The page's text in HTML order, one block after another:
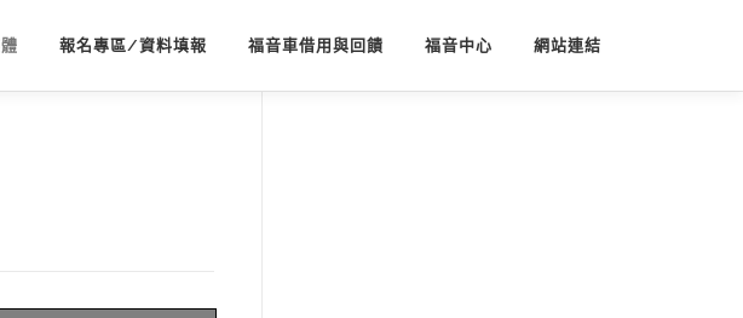
報名專區/資料填報 福音車借用與回饋 福音中心 網站連結